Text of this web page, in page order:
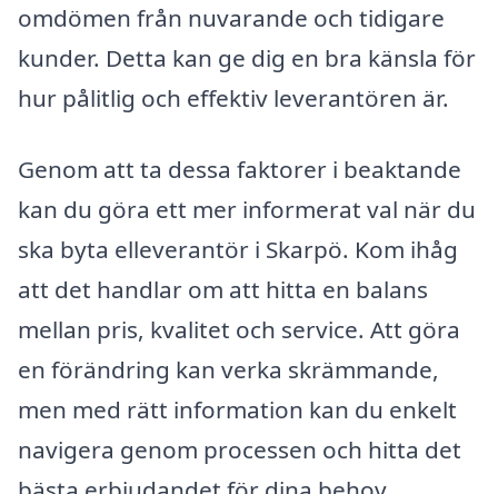
omdömen från nuvarande och tidigare
kunder. Detta kan ge dig en bra känsla för
hur pålitlig och effektiv leverantören är.
Genom att ta dessa faktorer i beaktande
kan du göra ett mer informerat val när du
ska byta elleverantör i Skarpö. Kom ihåg
att det handlar om att hitta en balans
mellan pris, kvalitet och service. Att göra
en förändring kan verka skrämmande,
men med rätt information kan du enkelt
navigera genom processen och hitta det